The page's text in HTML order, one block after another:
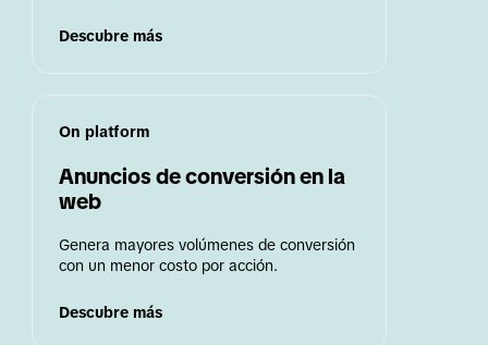
Descubre más
On platform
Anuncios de conversión en la
web
Genera mayores volúmenes de conversión
con un menor costo por acción.
Descubre más